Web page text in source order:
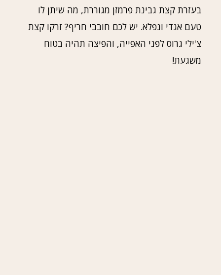
בעזרת קצת גבינת פרמזן מגוררת, מה שיתן לו
טעם אגדי ונפלא. יש לכם חובבי חריף? זרקו קצת
צ'ילי גרוס לפני האפייה, והפיצה תהיה בטוח
משגעת!